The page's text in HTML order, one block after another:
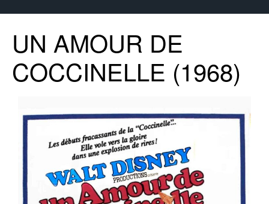
UN AMOUR DE
COCCINELLE (1968)